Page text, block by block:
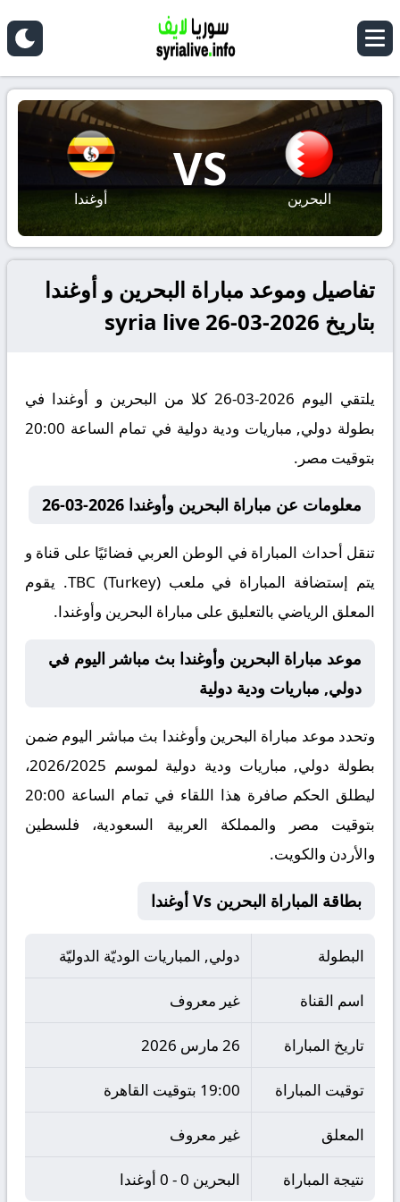
البحرين
VS
أوغندا
تفاصيل وموعد مباراة البحرين و أوغندا
بتاريخ 2026-03-26 syria live
يلتقي اليوم 2026-03-26 كلا من البحرين و أوغندا في
بطولة دولي, مباريات ودية دولية في تمام الساعة 20:00
بتوقيت مصر.
معلومات عن مباراة البحرين وأوغندا 2026-03-26
تنقل أحداث المباراة في الوطن العربي فضائيًا على قناة و
يتم إستضافة المباراة في ملعب TBC (Turkey). يقوم
المعلق الرياضي بالتعليق على مباراة البحرين وأوغندا.
موعد مباراة البحرين وأوغندا بث مباشر اليوم في
دولي, مباريات ودية دولية
وتحدد موعد مباراة البحرين وأوغندا بث مباشر اليوم ضمن
بطولة دولي, مباريات ودية دولية لموسم 2026/2025،
ليطلق الحكم صافرة هذا اللقاء في تمام الساعة 20:00
بتوقيت مصر والمملكة العربية السعودية، فلسطين
والأردن والكويت.
بطاقة المباراة البحرين Vs أوغندا
البطولة دولي, المباريات الوديّة الدوليّة
اسم القناة غير معروف
تاريخ المباراة 26 مارس 2026
توقيت المباراة 19:00 بتوقيت القاهرة
المعلق غير معروف
نتيجة المباراة البحرين 0 - 0 أوغندا